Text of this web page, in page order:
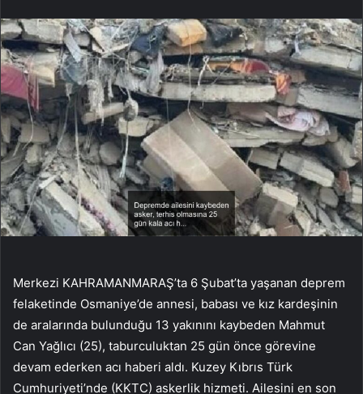
Merkezi KAHRAMANMARAŞ’ta 6 Şubat’ta yaşanan deprem
felaketinde Osmaniye’de annesi, babası ve kız kardeşinin
de aralarında bulunduğu 13 yakınını kaybeden Mahmut
Can Yağlıcı (25), taburculuktan 25 gün önce görevine
devam ederken acı haberi aldı. Kuzey Kıbrıs Türk
Cumhuriyeti’nde (KKTC) askerlik hizmeti. Ailesini en son